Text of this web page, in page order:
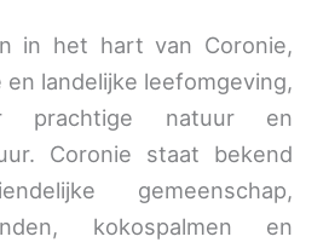
in het hart van Coronie,
landelijke leefomgeving,
prachtige natuur en
Coronie staat bekend
gemeenschap,
kokospalmen en